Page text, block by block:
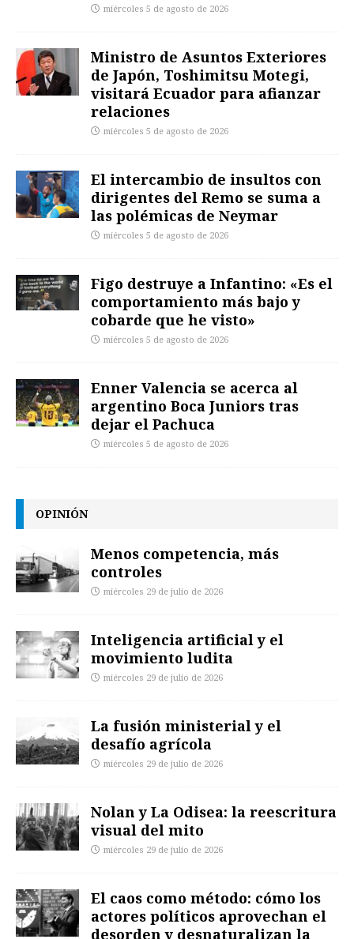
miércoles 5 de agosto de 2026
Ministro de Asuntos Exteriores
de Japón, Toshimitsu Motegi,
visitará Ecuador para afianzar
relaciones
miércoles 5 de agosto de 2026
El intercambio de insultos con
dirigentes del Remo se suma a
las polémicas de Neymar
miércoles 5 de agosto de 2026
Figo destruye a Infantino: «Es el
comportamiento más bajo y
cobarde que he visto»
miércoles 5 de agosto de 2026
Enner Valencia se acerca al
argentino Boca Juniors tras
dejar el Pachuca
miércoles 5 de agosto de 2026
OPINIÓN
Menos competencia, más
controles
miércoles 29 de julio de 2026
Inteligencia artificial y el
movimiento ludita
miércoles 29 de julio de 2026
La fusión ministerial y el
desafío agrícola
miércoles 29 de julio de 2026
Nolan y La Odisea: la reescritura
visual del mito
miércoles 29 de julio de 2026
El caos como método: cómo los
actores políticos aprovechan el
desorden y desnaturalizan la